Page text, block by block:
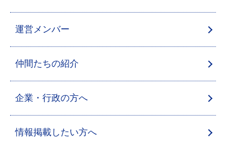
運営メンバー
仲間たちの紹介
企業・行政の方へ
情報掲載したい方へ